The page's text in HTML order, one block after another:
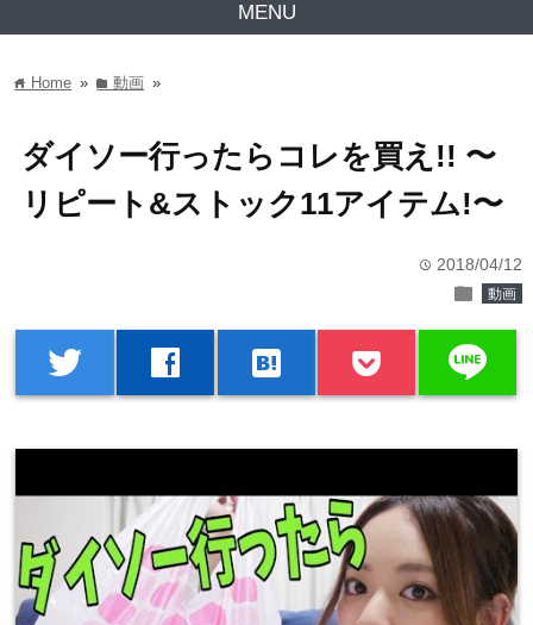
MENU
home Home » folder動画 »
ダイソー行ったらコレを買え!! 〜
リピート&ストック11アイテム!〜
time 2018/04/12
folder 動画
twitter facebook hatenabookmark line